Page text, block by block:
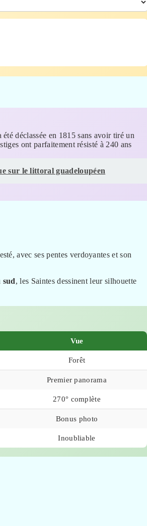
déclassée en 1815 sans avoir tiré un
ont parfaitement résisté à 240 ans
sur le littoral guadeloupéen
avec ses pentes verdoyantes et son
sud, les Saintes dessinent leur silhouette
Vue
Forêt
Premier panorama
270° complète
Bonus photo
Inoubliable